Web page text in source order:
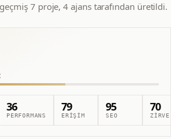
7 proje, 4 ajans tarafından üretildi.
36
PERFORMANS
79
ERIŞIM
95
SEO
70
ZIRVE